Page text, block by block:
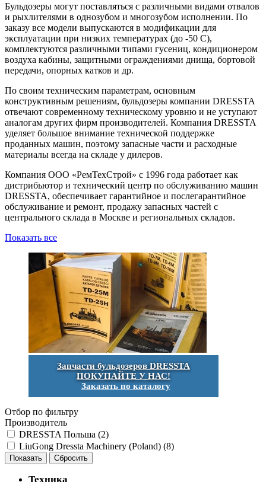
Бульдозеры могут поставляться с различными видами отвалов
и рыхлителями в однозубом и многозубом исполнении. По
заказу все модели выпускаются в модификации для
эксплуатации при низких температурах (до -50 С),
комплектуются различными типами гусениц, кондиционером
воздуха кабины, защитными ограждениями днища, бортовой
передачи, опорных катков и др.
По своим техническим параметрам, основным
конструктивным решениям, бульдозеры компании DRESSTA
отвечают современному техническому уровню и не уступают
аналогам других фирм производителей. Компания DRESSTA
уделяет большое внимание технической поддержке
проданных машин, поэтому запасные части и расходные
материалы всегда на складе у дилеров.
Компания ООО «РемТехСтрой» с 1996 года работает как
дистрибьютор и технический центр по обслуживанию машин
DRESSTA, обеспечивает гарантийное и послегарантийное
обслуживание и ремонт, продажу запасных частей с
центрального склада в Москве и региональных складов.
Показать все
Запчасти бульдозеров DRESSTA
ПОКУПАЙТЕ У НАС!
Заказать по каталогу
Отбор по фильтру
Производитель
DRESSTA Польша (2)
LiuGong Dressta Machinery (Poland) (8)
Техника